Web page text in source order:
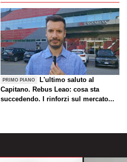
PRIMO PIANO
L'ultimo saluto al
Capitano. Rebus Leao: cosa sta
succedendo. I rinforzi sul mercato...